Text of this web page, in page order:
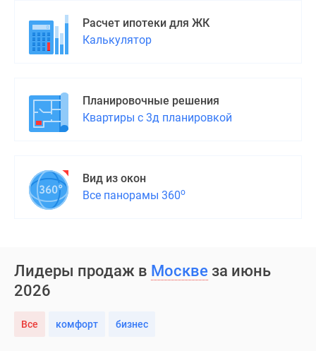
Расчет ипотеки для ЖК
Калькулятор
Планировочные решения
Квартиры с 3д планировкой
Вид из окон
Все панорамы 360о
Лидеры продаж в Москве за июнь
2026
Все комфорт бизнес